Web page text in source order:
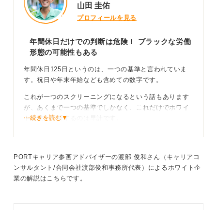
山田 圭佑
プロフィールを見る
年間休日だけでの判断は危険！ ブラックな労働
形態の可能性もある
年間休日125日というのは、一つの基準と言われていま
す。祝日や年末年始なども含めての数字です。
これが一つのスクリーニングになるという話もあります
が、あくまで一つの基準でしかなく、これだけでホワイ
ト企業と判断するのは早計です。
125日だからといって、働きやすいと断言するのは危険
です。
⋯続きを読む▼
PORTキャリア参画アドバイザーの渡部 俊和さん（キャリアコ
ンサルタント/合同会社渡部俊和事務所代表）によるホワイト企
業の解説はこちらです。